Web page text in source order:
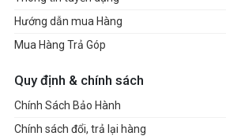
Hướng dẫn mua Hàng
Mua Hàng Trả Góp
Quy định & chính sách
Chính Sách Bảo Hành
Chính sách đổi, trả lại hàng